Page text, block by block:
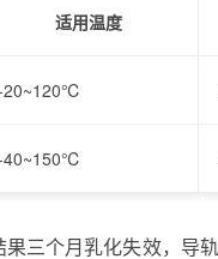
适用温度
20~120℃
40~150℃
三个月乳化失效，导轨